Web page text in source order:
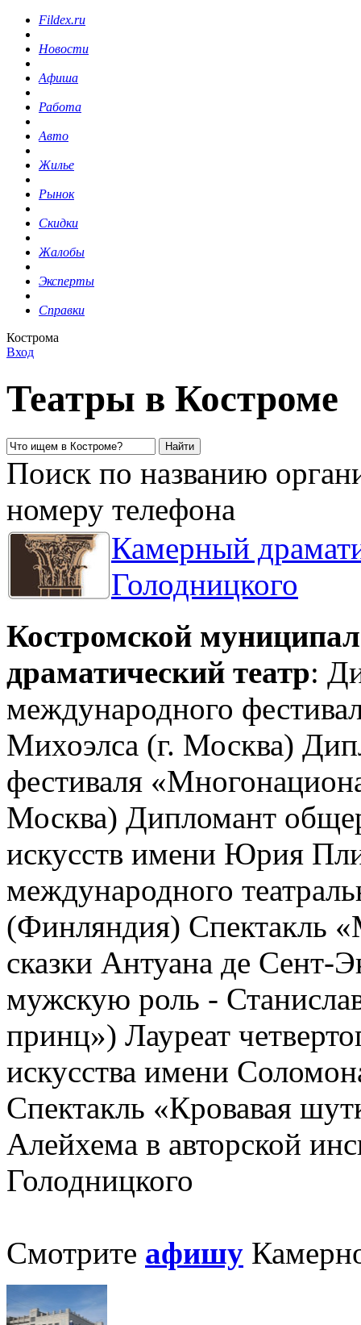
Fildex.ru
Новости
Афиша
Работа
Авто
Жилье
Рынок
Скидки
Жалобы
Эксперты
Справки
Кострома
Вход
Театры в Костроме
Поиск по названию
номеру телефона
Камерный
Голодницкого
Костромской
драматический театр:
международного
Михоэлса (г. Москва)
фестиваля
Москва) Дипломант
искусств имени Юрия
международного
(Финляндия) Спектакль
сказки Антуана де
мужскую роль -
принц») Лауреат
искусства имени
Спектакль «Кровавая
Алейхема в авторской
Голодницкого
Смотрите афишу